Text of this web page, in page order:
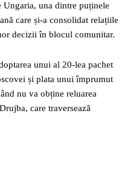
una dintre puținele
care și-a consolidat relațiile
decizii în blocul comunitar.
unui al 20-lea pachet
și plata unui împrumut
nu va obține reluarea
care traversează